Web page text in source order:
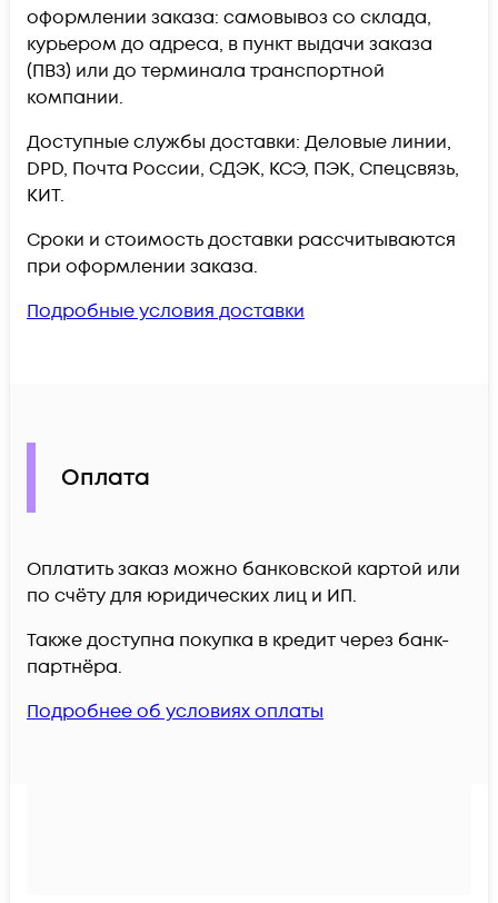
оформлении заказа: самовывоз со склада,
курьером до адреса, в пункт выдачи заказа
(ПВЗ) или до терминала транспортной
компании.
Доступные службы доставки: Деловые линии,
DPD, Почта России, СДЭК, КСЭ, ПЭК, Спецсвязь,
КИТ.
Сроки и стоимость доставки рассчитываются
при оформлении заказа.
Подробные условия доставки
Оплата
Оплатить заказ можно банковской картой или
по счёту для юридических лиц и ИП.
Также доступна покупка в кредит через банк-
партнёра.
Подробнее об условиях оплаты